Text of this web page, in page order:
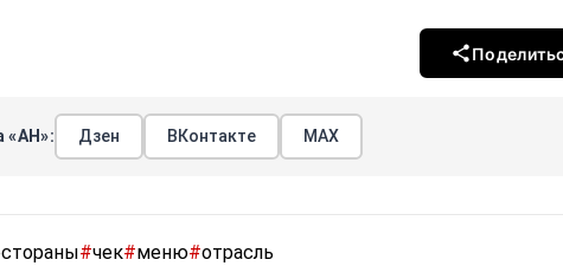
«АН»: Дзен ВКонтакте МАХ
#чек#меню#отрасль